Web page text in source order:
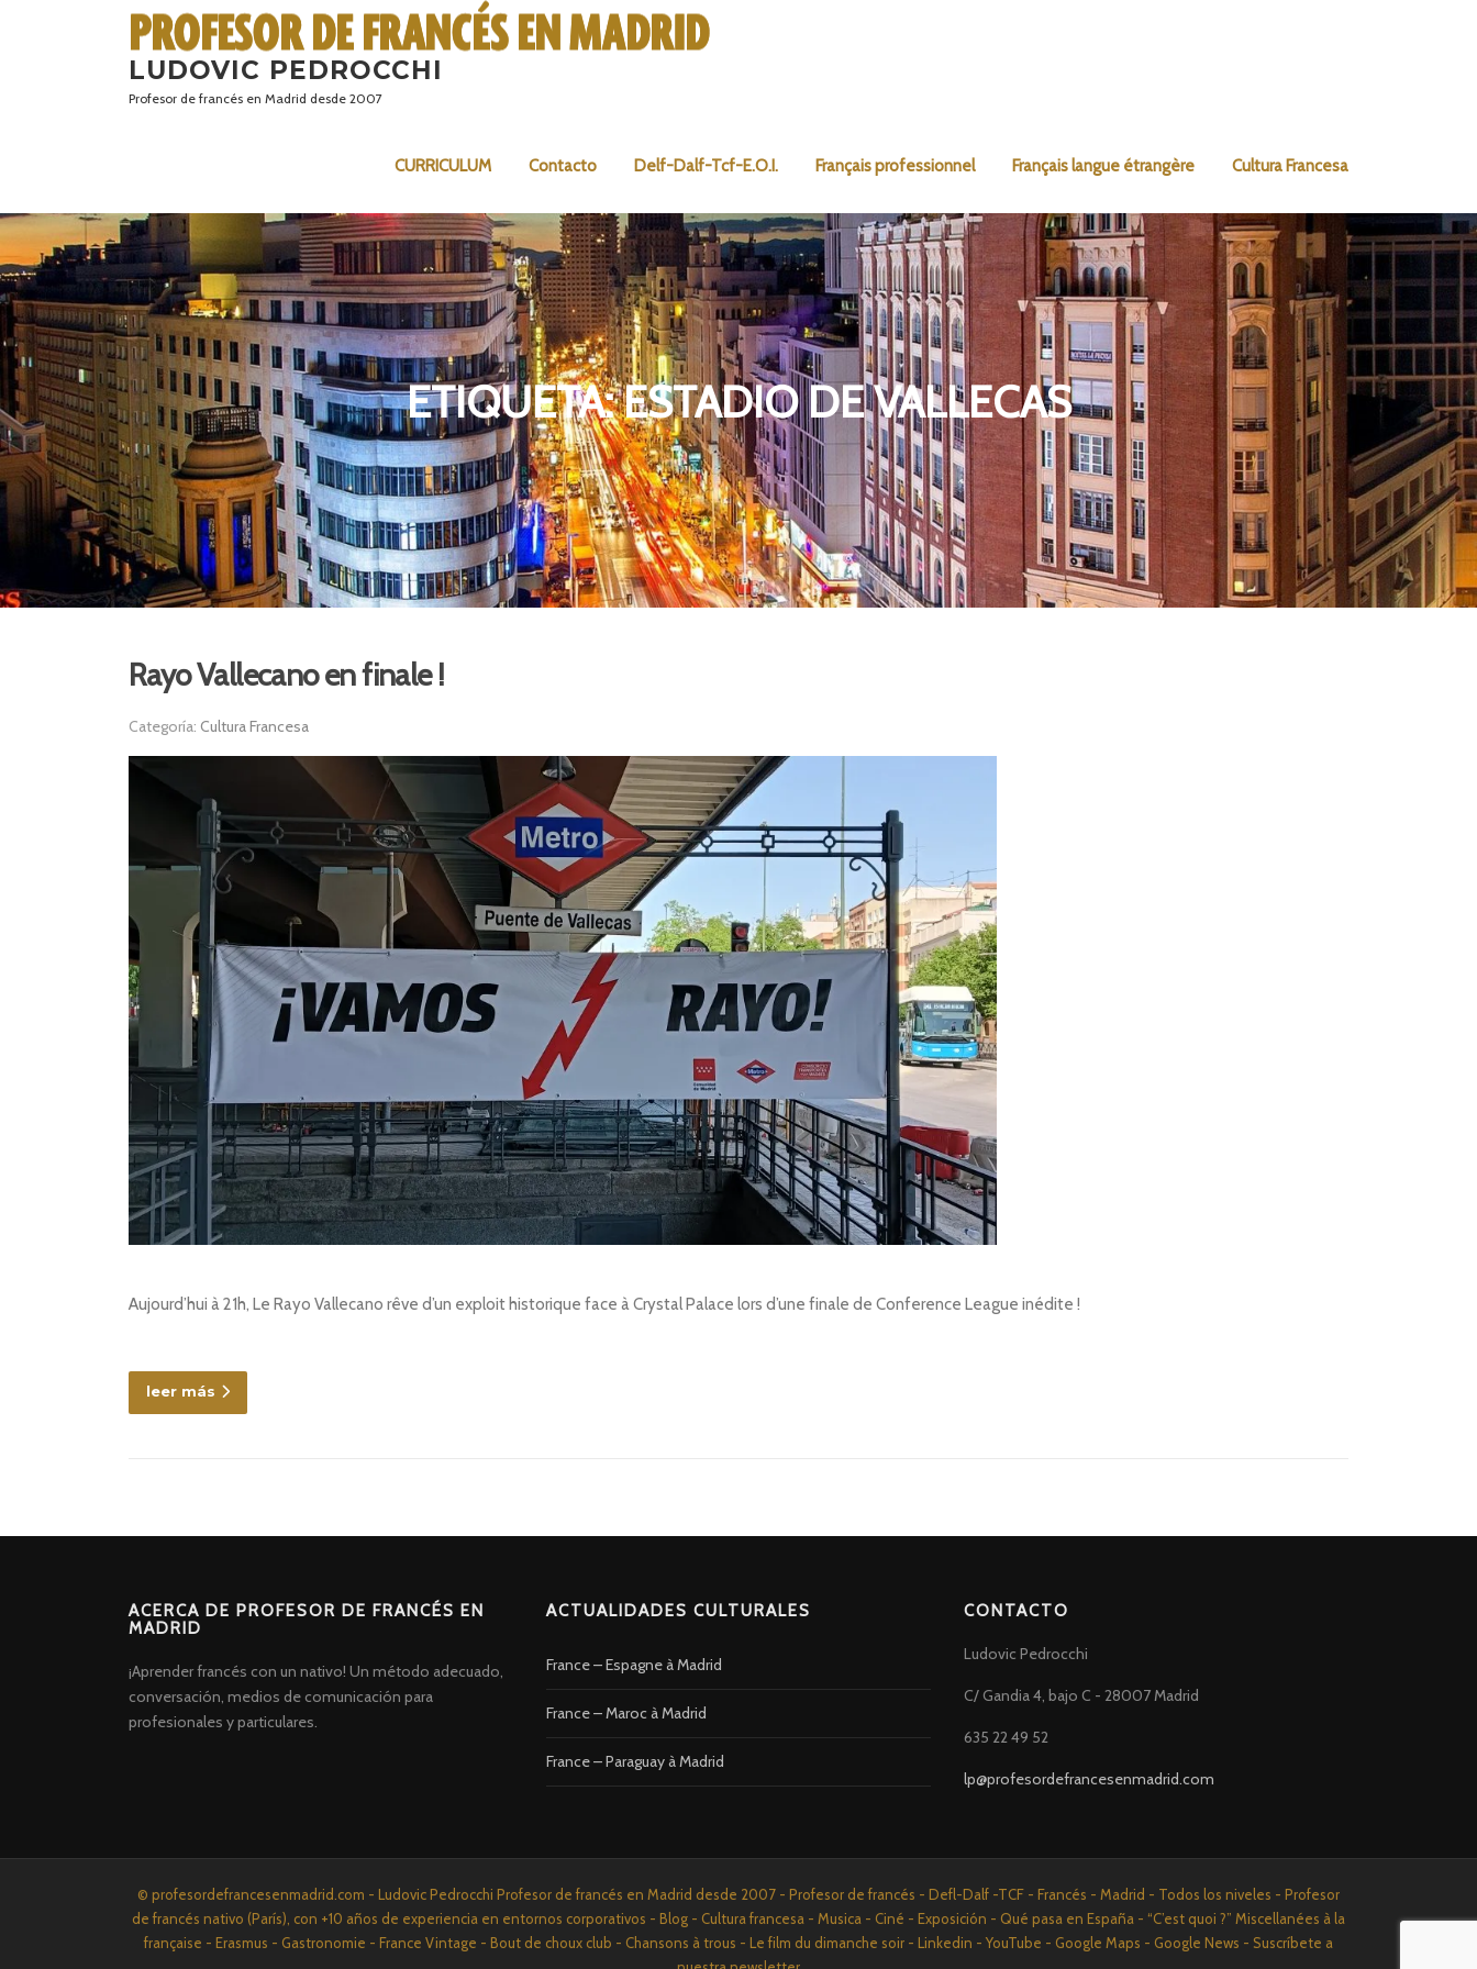
LUDOVIC PEDROCCHI
Profesor de francés en Madrid desde 2007
CURRICULUM Contacto Delf-Dalf-Tcf-E.O.I. Français professionnel Français langue étrangère Cultura Francesa
ETIQUETA:ESTADIO DE VALLECAS
Rayo Vallecano en finale !
Categoría: Cultura Francesa
Aujourd’hui à 21h, Le Rayo Vallecano rêve d’un exploit historique face à Crystal Palace lors d’une finale de Conference League inédite !
leer más
ACERCA DE PROFESOR DE FRANCÉS EN
MADRID
¡Aprender francés con un nativo! Un método adecuado,
conversación, medios de comunicación para
profesionales y particulares.
ACTUALIDADES CULTURALES
France – Espagne à Madrid
France – Maroc à Madrid
France – Paraguay à Madrid
CONTACTO
Ludovic Pedrocchi
C/ Gandia 4, bajo C - 28007 Madrid
635 22 49 52
lp@profesordefrancesenmadrid.com
© profesordefrancesenmadrid.com - Ludovic Pedrocchi Profesor de francés en Madrid desde 2007 - Profesor de francés - Defl-Dalf -TCF - Francés - Madrid - Todos los niveles - Profesor
de francés nativo (París), con +10 años de experiencia en entornos corporativos - Blog - Cultura francesa - Musica - Ciné - Exposición - Qué pasa en España - “C’est quoi ?” Miscellanées à la
française - Erasmus - Gastronomie - France Vintage - Bout de choux club - Chansons à trous - Le film du dimanche soir - Linkedin - YouTube - Google Maps - Google News - Suscríbete a
Screenr
parallax
theme